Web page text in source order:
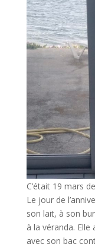
C’était 19 mars
Le jour de
son lait, à son
à la véranda.
avec son bac